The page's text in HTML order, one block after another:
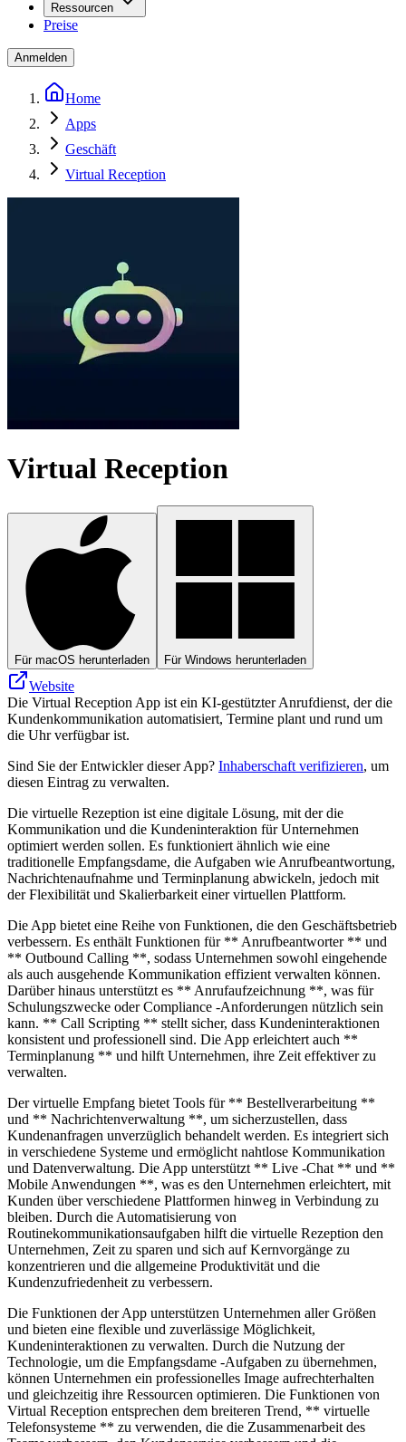
Ressourcen
Preise
Anmelden
Home
Apps
Geschäft
Virtual Reception
Virtual Reception
Für macOS herunterladen Für Windows herunterladen
Website
Die Virtual Reception App ist ein KI-gestützter Anrufdienst, der die
Kundenkommunikation automatisiert, Termine plant und rund um
die Uhr verfügbar ist.
Sind Sie der Entwickler dieser App? Inhaberschaft verifizieren, um
diesen Eintrag zu verwalten.
Die virtuelle Rezeption ist eine digitale Lösung, mit der die
Kommunikation und die Kundeninteraktion für Unternehmen
optimiert werden sollen. Es funktioniert ähnlich wie eine
traditionelle Empfangsdame, die Aufgaben wie Anrufbeantwortung,
Nachrichtenaufnahme und Terminplanung abwickeln, jedoch mit
der Flexibilität und Skalierbarkeit einer virtuellen Plattform.
Die App bietet eine Reihe von Funktionen, die den Geschäftsbetrieb
verbessern. Es enthält Funktionen für ** Anrufbeantworter ** und
** Outbound Calling **, sodass Unternehmen sowohl eingehende
als auch ausgehende Kommunikation effizient verwalten können.
Darüber hinaus unterstützt es ** Anrufaufzeichnung **, was für
Schulungszwecke oder Compliance -Anforderungen nützlich sein
kann. ** Call Scripting ** stellt sicher, dass Kundeninteraktionen
konsistent und professionell sind. Die App erleichtert auch **
Terminplanung ** und hilft Unternehmen, ihre Zeit effektiver zu
verwalten.
Der virtuelle Empfang bietet Tools für ** Bestellverarbeitung **
und ** Nachrichtenverwaltung **, um sicherzustellen, dass
Kundenanfragen unverzüglich behandelt werden. Es integriert sich
in verschiedene Systeme und ermöglicht nahtlose Kommunikation
und Datenverwaltung. Die App unterstützt ** Live -Chat ** und **
Mobile Anwendungen **, was es den Unternehmen erleichtert, mit
Kunden über verschiedene Plattformen hinweg in Verbindung zu
bleiben. Durch die Automatisierung von
Routinekommunikationsaufgaben hilft die virtuelle Rezeption den
Unternehmen, Zeit zu sparen und sich auf Kernvorgänge zu
konzentrieren und die allgemeine Produktivität und die
Kundenzufriedenheit zu verbessern.
Die Funktionen der App unterstützen Unternehmen aller Größen
und bieten eine flexible und zuverlässige Möglichkeit,
Kundeninteraktionen zu verwalten. Durch die Nutzung der
Technologie, um die Empfangsdame -Aufgaben zu übernehmen,
können Unternehmen ein professionelles Image aufrechterhalten
und gleichzeitig ihre Ressourcen optimieren. Die Funktionen von
Virtual Reception entsprechen dem breiteren Trend, ** virtuelle
Telefonsysteme ** zu verwenden, die die Zusammenarbeit des